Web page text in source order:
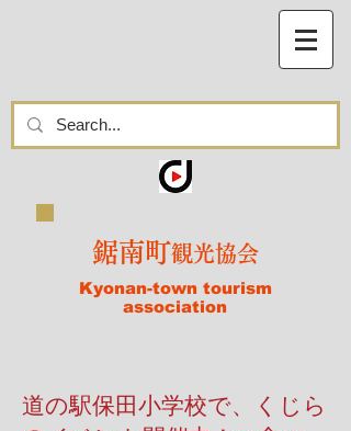
鋸南町観光協会
Kyonan-town tourism
association
​道の駅保田小学校で、くじら